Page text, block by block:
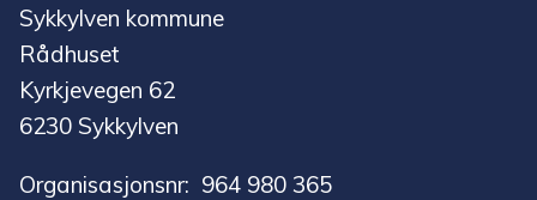
Sykkylven kommune
Rådhuset
Kyrkjevegen 62
6230 Sykkylven
Organisasjonsnr: 964 980 365